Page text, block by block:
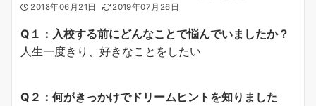
2018年06月21日 2019年07月26日
Q１：入校する前にどんなことで悩んでいましたか？
人生一度きり、好きなことをしたい
Q２：何がきっかけでドリームヒントを知りました